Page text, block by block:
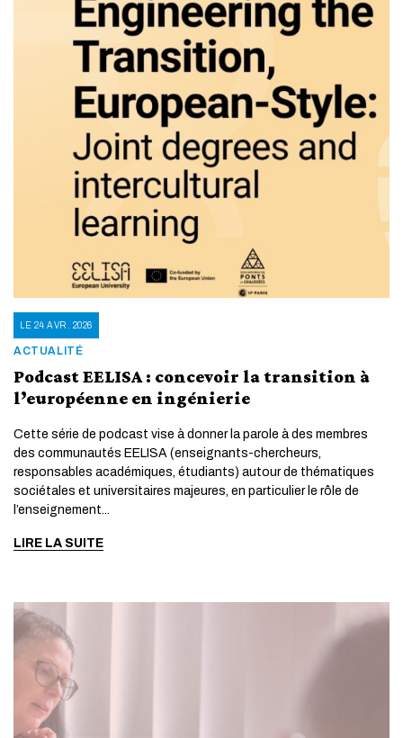
ACTUALITÉ
LE 24 AVR. 2026
Podcast EELISA : concevoir la transition à
l’européenne en ingénierie
Cette série de podcast vise à donner la parole à des membres
des communautés EELISA (enseignants-chercheurs,
responsables académiques, étudiants) autour de thématiques
sociétales et universitaires majeures, en particulier le rôle de
l’enseignement...
LIRE LA SUITE